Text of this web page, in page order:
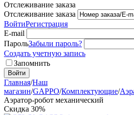
Отслеживание заказа
Отслеживание заказа
ВойтиРегистрация
E-mail
ПарольЗабыли пароль?
Создать учетную запись
Запомнить
Войти
Главная/Наш
магазин/GAPPO/Комплектующие/
Аэратор-робот механический
Скидка 30%